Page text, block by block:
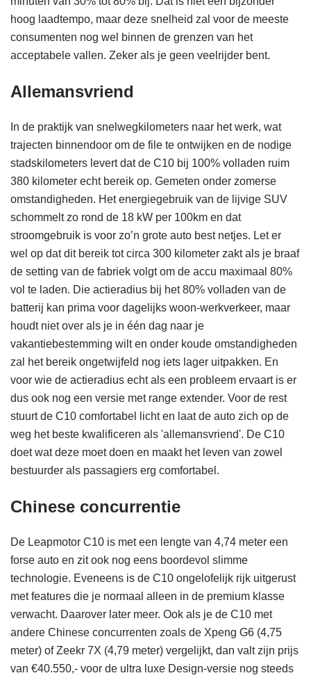
hoog laadtempo, maar deze snelheid zal voor de meeste
consumenten nog wel binnen de grenzen van het
acceptabele vallen. Zeker als je geen veelrijder bent.
Allemansvriend
In de praktijk van snelwegkilometers naar het werk, wat
trajecten binnendoor om de file te ontwijken en de nodige
stadskilometers levert dat de C10 bij 100% volladen ruim
380 kilometer echt bereik op. Gemeten onder zomerse
omstandigheden. Het energiegebruik van de lijvige SUV
schommelt zo rond de 18 kW per 100km en dat
stroomgebruik is voor zo’n grote auto best netjes. Let er
wel op dat dit bereik tot circa 300 kilometer zakt als je braaf
de setting van de fabriek volgt om de accu maximaal 80%
vol te laden. Die actieradius bij het 80% volladen van de
batterij kan prima voor dagelijks woon-werkverkeer, maar
houdt niet over als je in één dag naar je
vakantiebestemming wilt en onder koude omstandigheden
zal het bereik ongetwijfeld nog iets lager uitpakken. En
voor wie de actieradius echt als een probleem ervaart is er
dus ook nog een versie met range extender. Voor de rest
stuurt de C10 comfortabel licht en laat de auto zich op de
weg het beste kwalificeren als 'allemansvriend'. De C10
doet wat deze moet doen en maakt het leven van zowel
bestuurder als passagiers erg comfortabel.
Chinese concurrentie
De Leapmotor C10 is met een lengte van 4,74 meter een
forse auto en zit ook nog eens boordevol slimme
technologie. Eveneens is de C10 ongelofelijk rijk uitgerust
met features die je normaal alleen in de premium klasse
verwacht. Daarover later meer. Ook als je de C10 met
andere Chinese concurrenten zoals de Xpeng G6 (4,75
meter) of Zeekr 7X (4,79 meter) vergelijkt, dan valt zijn prijs
van €40.550,- voor de ultra luxe Design-versie nog steeds